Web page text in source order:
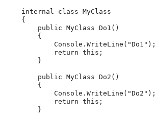
    internal class MyClass
    {
        public MyClass Do1()
        {
            Console.WriteLine("Do1");
            return this;
        }
        public MyClass Do2()
        {
            Console.WriteLine("Do2");
            return this;
        }